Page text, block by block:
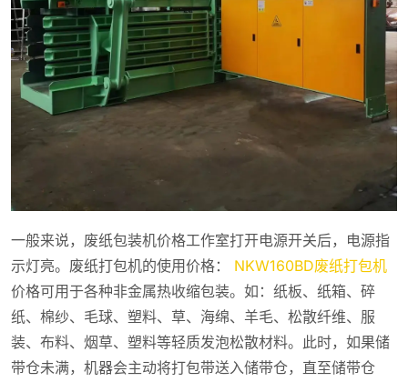
一般来说，废纸包装机价格工作室打开电源开关后，电源指
示灯亮。废纸打包机的使用价格： NKW160BD废纸打包机
价格可用于各种非金属热收缩包装。如：纸板、纸箱、碎
纸、棉纱、毛球、塑料、草、海绵、羊毛、松散纤维、服
装、布料、烟草、塑料等轻质发泡松散材料。此时，如果储
带仓未满，机器会主动将打包带送入储带仓，直至储带仓